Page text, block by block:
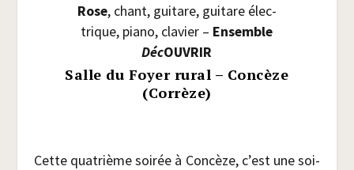
Rose, chant, gui­tare, gui­tare élec­
trique, pia­no, cla­vier – Ensemble
DécOUVRIR
Salle du Foyer rural – Concèze
(Corrèze)
Cette qua­trième soi­rée à Concèze, c’est une soi­